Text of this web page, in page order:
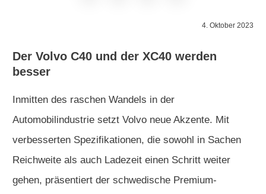
4. Oktober 2023
Der Volvo C40 und der XC40 werden
besser
Inmitten des raschen Wandels in der
Automobilindustrie setzt Volvo neue Akzente. Mit
verbesserten Spezifikationen, die sowohl in Sachen
Reichweite als auch Ladezeit einen Schritt weiter
gehen, präsentiert der schwedische Premium-